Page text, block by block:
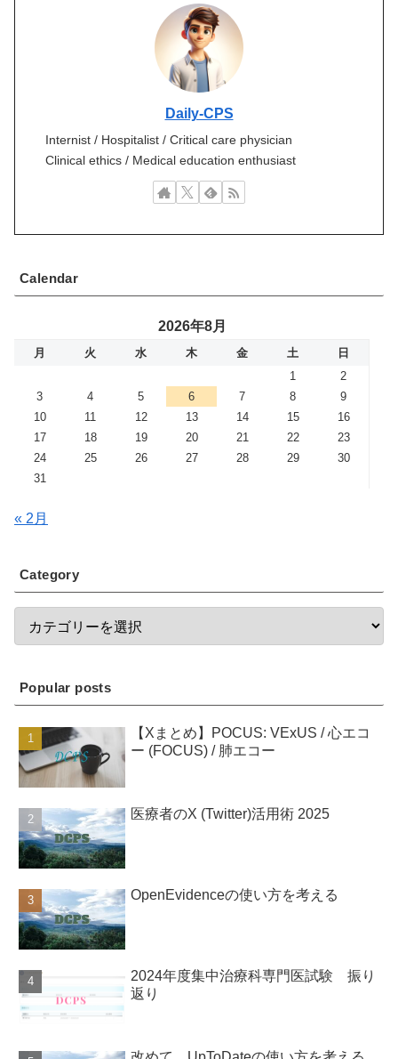
Daily-CPS
Internist / Hospitalist / Critical care physician
Clinical ethics / Medical education enthusiast
Calendar
2026年8月
月 火 水 木 金 土
日
1
2
3
4 5 6 7 8
9
10
11 12 13 14 15
16
17
18 19 20 21 22
23
24
25 26 27 28 29
30
31
« 2月
Category
Popular posts
【Xまとめ】POCUS: VExUS / 心エコ
ー (FOCUS) / 肺エコー
医療者のX (Twitter)活用術 2025
OpenEvidenceの使い方を考える
2024年度集中治療科専門医試験 振り
返り